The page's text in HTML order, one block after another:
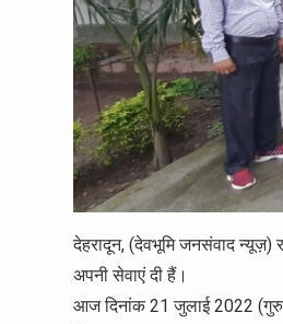
देहरादून, (देवभूमि जनसंवाद
अपनी सेवाएं दी हैं।
आज दिनांक 21 जुलाई 2022